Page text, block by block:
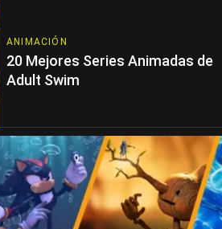
ANIMACIÓN
20 Mejores Series Animadas de
Adult Swim